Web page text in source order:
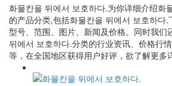
화물칸을 뒤에서 보호하다.为你详细介绍화
的产品分类,包括화물칸을 뒤에서 보호하다.
型号、范围、图片、新闻及价格。同时我们
뒤에서 보호하다.分类的行业资讯、价格行
等，在全国地区获得用户好评，欲了解更多